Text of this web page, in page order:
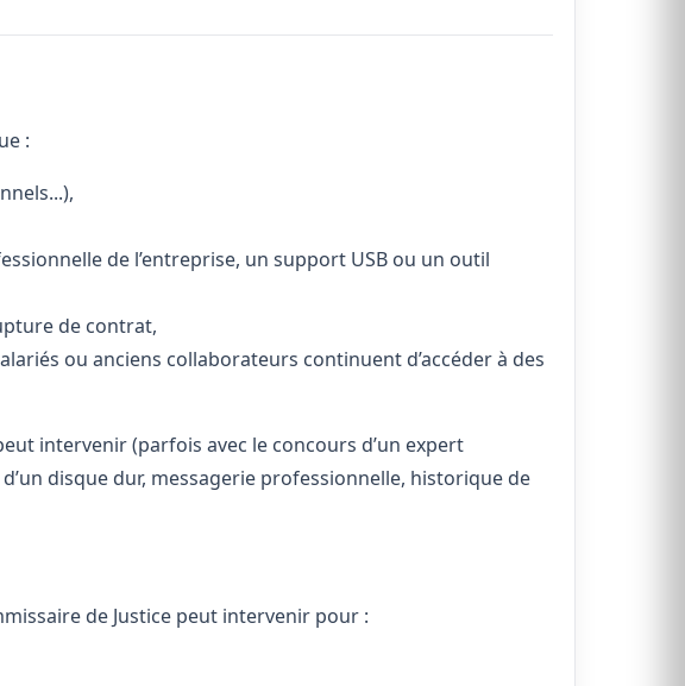
:
de l’entreprise, un support USB ou un outil
de contrat,
ou anciens collaborateurs continuent d’accéder à des
intervenir (parfois avec le concours d’un expert
disque dur, messagerie professionnelle, historique de
de Justice peut intervenir pour :